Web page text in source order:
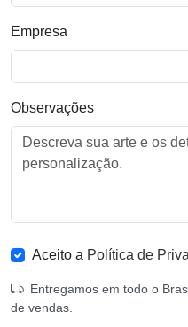
Empresa
Observações
Aceito a Política de
Entregamos em todo o
de vendas.